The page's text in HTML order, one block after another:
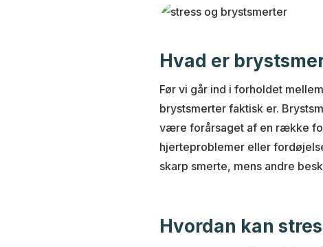
Hvad er
Før vi går ind i forholdet
brystsmerter faktisk er.
være forårsaget af en række
hjerteproblemer eller
skarp smerte, mens andre
Hvordan kan